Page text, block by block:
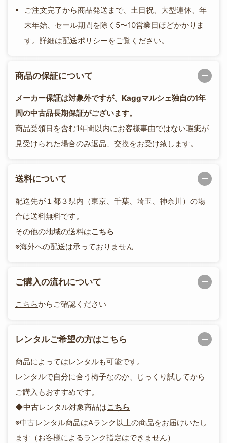
ご注文完了から商品発送まで、土日祝、大型連休、年
末年始、セール期間を除く5〜10営業日ほどかかりま
す。詳細は配送ポリシーをご覧ください。
商品の保証について
メーカー保証は対象外ですが、Kaggマルシェ独自の1年
間の中古品長期保証がございます。
商品受領日を含む1年間以内にお客様事由ではない瑕疵が
見受けられた場合のみ返品、交換をお受け致します。
送料について
配送先が１都３県内（東京、千葉、埼玉、神奈川）の場
合は送料無料です。
その他の地域の送料はこちら
※海外への配送は承っておりません
ご購入の流れについて
こちらからご確認ください
レンタルご希望の方はこちら
商品によってはレンタルも可能です。
レンタルで自分に合う椅子なのか、じっくり試してから
ご購入もおすすめです。
◆中古レンタル対象商品はこちら
※中古レンタル商品はAランク以上の商品をお届けいたし
ます（お客様によるランク指定はできません）